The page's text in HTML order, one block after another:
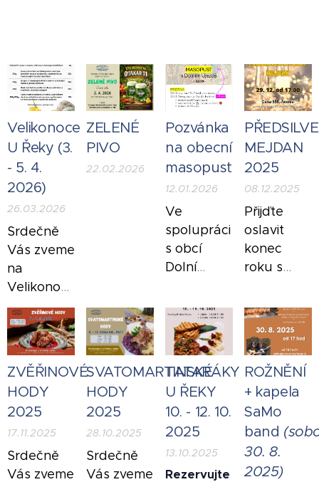
Velikonoce
U Řeky (3.
- 5. 4.
2026)
26.03.2026
Srdečně
Vás zveme
na
Velikonoční
menu (3. -
5. 4. 2026)
ZELENÉ
PIVO
22.02.2026
Pozvánka
na obecní
masopust
12.01.2026
Ve
spolupráci
s obcí
Dolní
Vás
připravujeme
dolnoújezdský
masopust
MEJDAN
2025
08.12.2025
Přijďte
oslavit
konec
roku s
přáteli k
nám do
hospody....
Mejdan
začíná 29.
prosince
2025 od 17
hodin
Při
ZVĚŘINOVÉ
HODY
2025
17.11.2025
Srdečně
Vás zveme
SVATOMARTINSKÉ
HODY
2025
28.10.2025
Srdečně
Vás zveme
TATARÁKY
U ŘEKY
10. - 12. 10.
2025
13.10.2025
Rezervujte
ROŽNĚNÍ
+ kapela
SaMo
band
30. 8.
2025)